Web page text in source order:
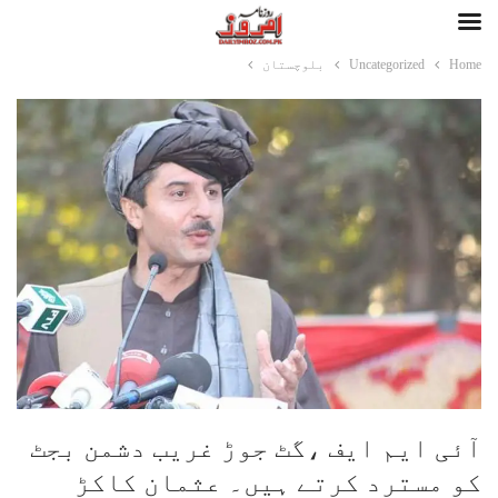
Home
Uncategorized بلوچستان
آئی ایم ایف ،گٹ جوڑ غریب دشمن بجٹ
کو مسترد کرتے ہیں۔ عثمان کاکڑ